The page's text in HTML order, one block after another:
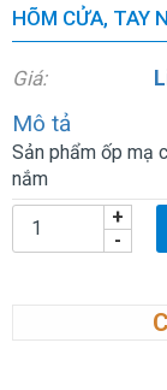
HÕM CỬA, TAY
Giá:
Mô tả
Sản phẩm ốp mạ
nắm
-
+